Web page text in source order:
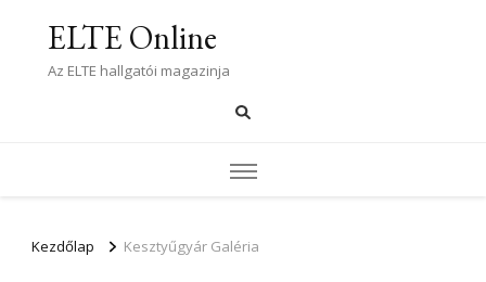
ELTE Online
Az ELTE hallgatói magazinja
Kezdőlap Kesztyűgyár Galéria